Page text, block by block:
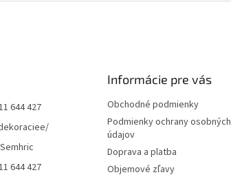
644 427
644 427
Informácie pre vás
Obchodné podmienky
Podmienky ochrany osobných
údajov
Doprava a platba
Objemové zľavy